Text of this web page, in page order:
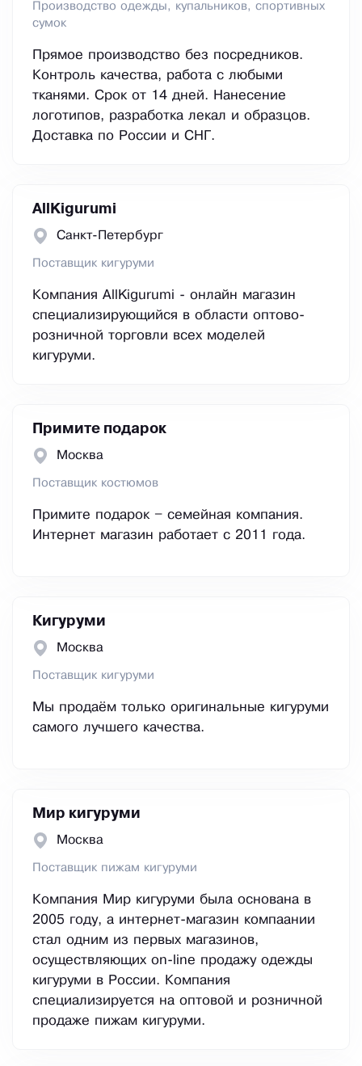
Производство одежды, купальников, спортивных
сумок
Прямое производство без посредников.
Контроль качества, работа с любыми
тканями. Срок от 14 дней. Нанесение
логотипов, разработка лекал и образцов.
Доставка по России и СНГ.
AllKigurumi
Санкт-Петербург
Поставщик кигуруми
Компания AllKigurumi - онлайн магазин
специализирующийся в области оптово-
розничной торговли всех моделей
кигуруми.
Примите подарок
Москва
Поставщик костюмов
Примите подарок – семейная компания.
Интернет магазин работает с 2011 года.
Кигуруми
Москва
Поставщик кигуруми
Мы продаём только оригинальные кигуруми
самого лучшего качества.
Мир кигуруми
Москва
Поставщик пижам кигуруми
Компания Мир кигуруми была основана в
2005 году, а интернет-магазин компаании
стал одним из первых магазинов,
осуществляющих on-line продажу одежды
кигуруми в России. Компания
специализируется на оптовой и розничной
продаже пижам кигуруми.